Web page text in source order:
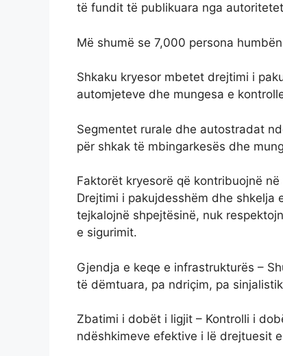
të fundit të publikuara nga
Më shumë se 7,000 persona
Shkaku kryesor mbetet drejtimi i
automjeteve dhe mungesa e
Segmentet rurale dhe autostradat
për shkak të mbingarkesës dhe
Faktorët kryesorë që kontribuojnë
Drejtimi i pakujdesshëm dhe shkelja
tejkalojnë shpejtësinë, nuk
e sigurimit.
Gjendja e keqe e infrastrukturës –
të dëmtuara, pa ndriçim, pa
Zbatimi i dobët i ligjit – Kontrolli i
ndëshkimeve efektive i lë drejtuesit